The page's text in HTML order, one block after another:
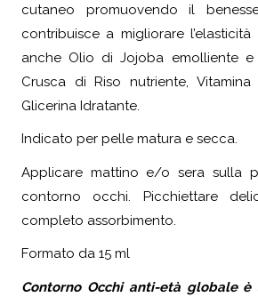
cutaneo promuovendo il
contribuisce a migliorare
anche Olio di Jojoba emolliente
Crusca di Riso nutriente,
Glicerina Idratante.
Indicato per pelle matura e secca.
Applicare mattino e/o sera sulla
contorno occhi. Picchiettare
completo assorbimento.
Formato da 15 ml
Contorno Occhi anti-età globale